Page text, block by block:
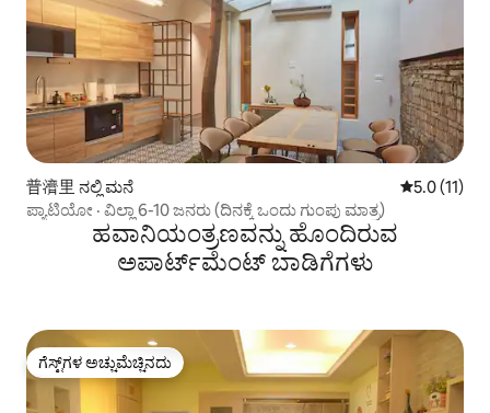
普濟里 ನಲ್ಲಿ ಮನೆ 5 ರಲ್ಲಿ 5.0
5.0 (11)
ಪ್ಯಾಟಿಯೋ · ವಿಲ್ಲಾ 6-10 ಜನರು (ದಿನಕ್ಕೆ ಒಂದು ಗುಂಪು ಮಾತ್ರ)
ಹವಾನಿಯಂತ್ರಣವನ್ನು ಹೊಂದಿರುವ
ಅಪಾರ್ಟ್‌ಮೆಂಟ್‌ ಬಾಡಿಗೆಗಳು
ಗೆಸ್ಟ್‌ಗಳ ಅಚ್ಚುಮೆಚ್ಚಿನದು
ಗೆಸ್ಟ್‌ಗಳ ಅಚ್ಚುಮೆಚ್ಚಿನದು